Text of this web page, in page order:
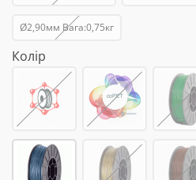
Ø2,90мм Вага:0,75кг
Колір